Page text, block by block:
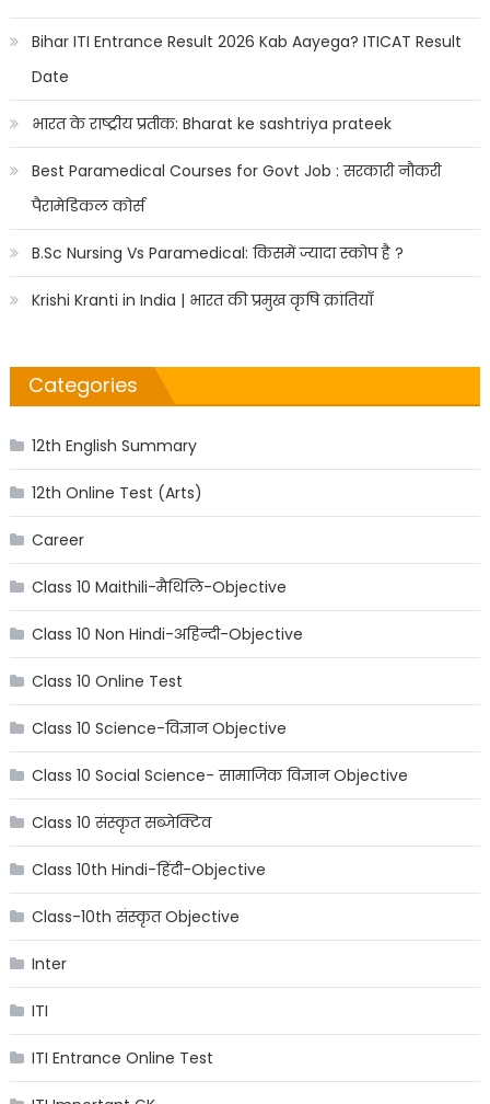
Bihar ITI Entrance Result 2026 Kab Aayega? ITICAT Result
Date
भारत के राष्ट्रीय प्रतीक: Bharat ke sashtriya prateek
Best Paramedical Courses for Govt Job : सरकारी नौकरी
पैरामेडिकल कोर्स
B.Sc Nursing Vs Paramedical: किसमें ज्यादा स्कोप है ?
Krishi Kranti in India | भारत की प्रमुख कृषि क्रांतियाँ
Categories
12th English Summary
12th Online Test (Arts)
Career
Class 10 Maithili-मैथिलि-Objective
Class 10 Non Hindi-अहिन्दी-Objective
Class 10 Online Test
Class 10 Science-विज्ञान Objective
Class 10 Social Science- सामाजिक विज्ञान Objective
Class 10 संस्कृत सब्जेक्टिव
Class 10th Hindi-हिंदी-Objective
Class-10th संस्कृत Objective
Inter
ITI
ITI Entrance Online Test